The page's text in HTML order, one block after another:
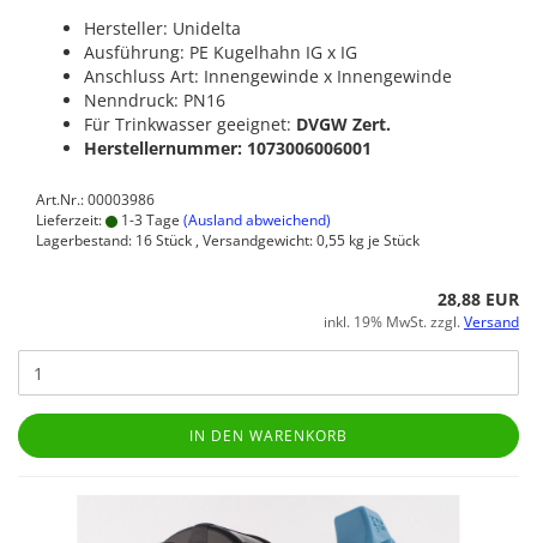
Hersteller: Unidelta
Ausführung: PE Kugelhahn IG x IG
Anschluss Art: Innengewinde x Innengewinde
Nenndruck: PN16
Für Trinkwasser geeignet: DVGW Zert.
Herstellernummer: 1073006006001
Art.Nr.: 00003986
Lieferzeit:
1-3 Tage (Ausland abweichend)
Lagerbestand: 16 Stück , Versandgewicht:0,55 kg je Stück
28,88 EUR
inkl. 19% MwSt. zzgl.Versand
IN DEN WARENKORB